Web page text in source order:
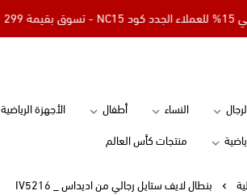
النساء أطفال الأجهزة الرياضية
منتجات كأس العالم
بنطال لايف ستايل رجالي من اديداس _ IV5216